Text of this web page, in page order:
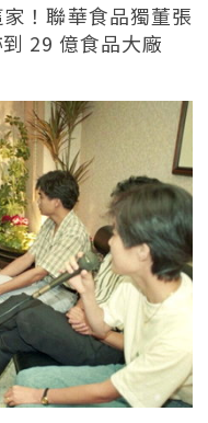
！聯華食品獨董張
29 億食品大廠